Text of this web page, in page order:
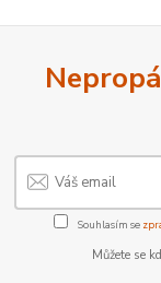
Souhlasím se
Můžete se